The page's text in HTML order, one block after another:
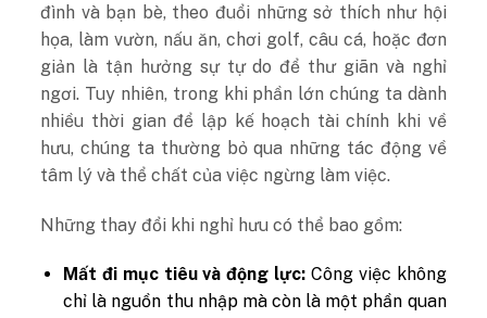
đình và bạn bè, theo đuổi những sở thích như hội
họa, làm vườn, nấu ăn, chơi golf, câu cá, hoặc đơn
giản là tận hưởng sự tự do để thư giãn và nghỉ
ngơi. Tuy nhiên, trong khi phần lớn chúng ta dành
nhiều thời gian để lập kế hoạch tài chính khi về
hưu, chúng ta thường bỏ qua những tác động về
tâm lý và thể chất của việc ngừng làm việc.
Những thay đổi khi nghỉ hưu có thể bao gồm:
Mất đi mục tiêu và động lực: Công việc không
chỉ là nguồn thu nhập mà còn là một phần quan